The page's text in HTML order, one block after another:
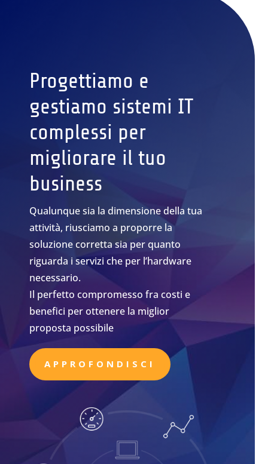
Progettiamo e
gestiamo sistemi IT
complessi per
migliorare il tuo
business
Qualunque sia la dimensione della tua
attività, riusciamo a proporre la
soluzione corretta sia per quanto
riguarda i servizi che per l’hardware
necessario.
Il perfetto compromesso fra costi e
benefici per ottenere la miglior
proposta possibile
APPROFONDISCI